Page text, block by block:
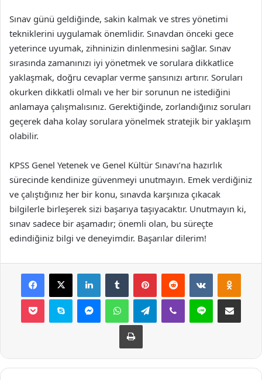
Sınav günü geldiğinde, sakin kalmak ve stres yönetimi
tekniklerini uygulamak önemlidir. Sınavdan önceki gece
yeterince uyumak, zihninizin dinlenmesini sağlar. Sınav
sırasında zamanınızı iyi yönetmek ve sorulara dikkatlice
yaklaşmak, doğru cevaplar verme şansınızı artırır. Soruları
okurken dikkatli olmalı ve her bir sorunun ne istediğini
anlamaya çalışmalısınız. Gerektiğinde, zorlandığınız soruları
geçerek daha kolay sorulara yönelmek stratejik bir yaklaşım
olabilir.
KPSS Genel Yetenek ve Genel Kültür Sınavı’na hazırlık
sürecinde kendinize güvenmeyi unutmayın. Emek verdiğiniz
ve çalıştığınız her bir konu, sınavda karşınıza çıkacak
bilgilerle birleşerek sizi başarıya taşıyacaktır. Unutmayın ki,
sınav sadece bir aşamadır; önemli olan, bu süreçte
edindiğiniz bilgi ve deneyimdir. Başarılar dilerim!
Facebook
X LinkedInTumblr PinterestReddit VKontakte
Pocket Skype MessengerWhatsAppTelegramViber Line E-Posta ile
Yazdır